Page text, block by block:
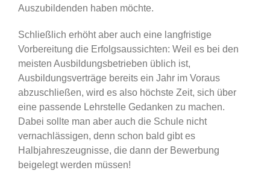
Auszubildenden haben möchte.
Schließlich erhöht aber auch eine langfristige
Vorbereitung die Erfolgsaussichten: Weil es bei den
meisten Ausbildungsbetrieben üblich ist,
Ausbildungsverträge bereits ein Jahr im Voraus
abzuschließen, wird es also höchste Zeit, sich über
eine passende Lehrstelle Gedanken zu machen.
Dabei sollte man aber auch die Schule nicht
vernachlässigen, denn schon bald gibt es
Halbjahreszeugnisse, die dann der Bewerbung
beigelegt werden müssen!